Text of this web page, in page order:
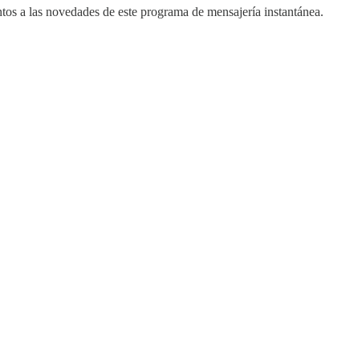
a las novedades de este programa de mensajería instantánea.